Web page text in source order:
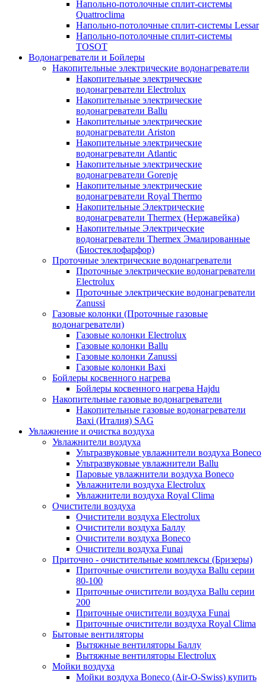
Напольно-потолочные сплит-системы
Quattroclima
Напольно-потолочные сплит-системы Lessar
Напольно-потолочные сплит-системы
TOSOT
Водонагреватели и Бойлеры
Накопительные электрические водонагреватели
Накопительные электрические
водонагреватели Electrolux
Накопительные электрические
водонагреватели Ballu
Накопительные электрические
водонагреватели Ariston
Накопительные электрические
водонагреватели Atlantic
Накопительные электрические
водонагреватели Gorenje
Накопительные электрические
водонагреватели Royal Thermo
Накопительные Электрические
водонагреватели Thermex (Нержавейка)
Накопительные Электрические
водонагреватели Thermex Эмалированные
(Биостеклофарфор)
Проточные электрические водонагреватели
Проточные электрические водонагреватели
Electrolux
Проточные электрические водонагреватели
Zanussi
Газовые колонки (Проточные газовые
водонагреватели)
Газовые колонки Electrolux
Газовые колонки Ballu
Газовые колонки Zanussi
Газовые колонки Baxi
Бойлеры косвенного нагрева
Бойлеры косвенного нагрева Hajdu
Накопительные газовые водонагреватели
Накопительные газовые водонагреватели
Baxi (Италия) SAG
Увлажнение и очистка воздуха
Увлажнители воздуха
Ультразвуковые увлажнители воздуха Boneco
Ультразвуковые увлажнители Ballu
Паровые увлажнители воздуха Boneco
Увлажнители воздуха Electrolux
Увлажнители воздуха Royal Clima
Очистители воздуха
Очистители воздуха Electrolux
Очистители воздуха Баллу
Очистители воздуха Boneco
Очистители воздуха Funai
Приточно - очистительные комплексы (Бризеры)
Приточные очистители воздуха Ballu серии
80-100
Приточные очистители воздуха Ballu серии
200
Приточные очистители воздуха Funai
Приточные очистители воздуха Royal Clima
Бытовые вентиляторы
Вытяжные вентиляторы Баллу
Вытяжные вентиляторы Electrolux
Мойки воздуха
Мойки воздуха Boneco (Air-O-Swiss) купить